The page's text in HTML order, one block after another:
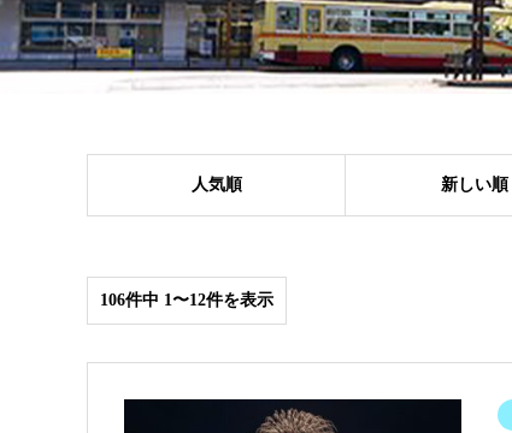
人気順 新しい順
106件中 1〜12件を表示